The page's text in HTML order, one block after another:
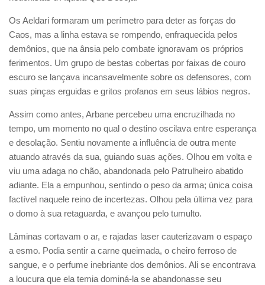
Os Aeldari formaram um perímetro para deter as forças do
Caos, mas a linha estava se rompendo, enfraquecida pelos
demônios, que na ânsia pelo combate ignoravam os próprios
ferimentos. Um grupo de bestas cobertas por faixas de couro
escuro se lançava incansavelmente sobre os defensores, com
suas pinças erguidas e gritos profanos em seus lábios negros.
Assim como antes, Arbane percebeu uma encruzilhada no
tempo, um momento no qual o destino oscilava entre esperança
e desolação. Sentiu novamente a influência de outra mente
atuando através da sua, guiando suas ações. Olhou em volta e
viu uma adaga no chão, abandonada pelo Patrulheiro abatido
adiante. Ela a empunhou, sentindo o peso da arma; única coisa
factível naquele reino de incertezas. Olhou pela última vez para
o domo à sua retaguarda, e avançou pelo tumulto.
Lâminas cortavam o ar, e rajadas laser cauterizavam o espaço
a esmo. Podia sentir a carne queimada, o cheiro ferroso de
sangue, e o perfume inebriante dos demônios. Ali se encontrava
a loucura que ela temia dominá-la se abandonasse seu